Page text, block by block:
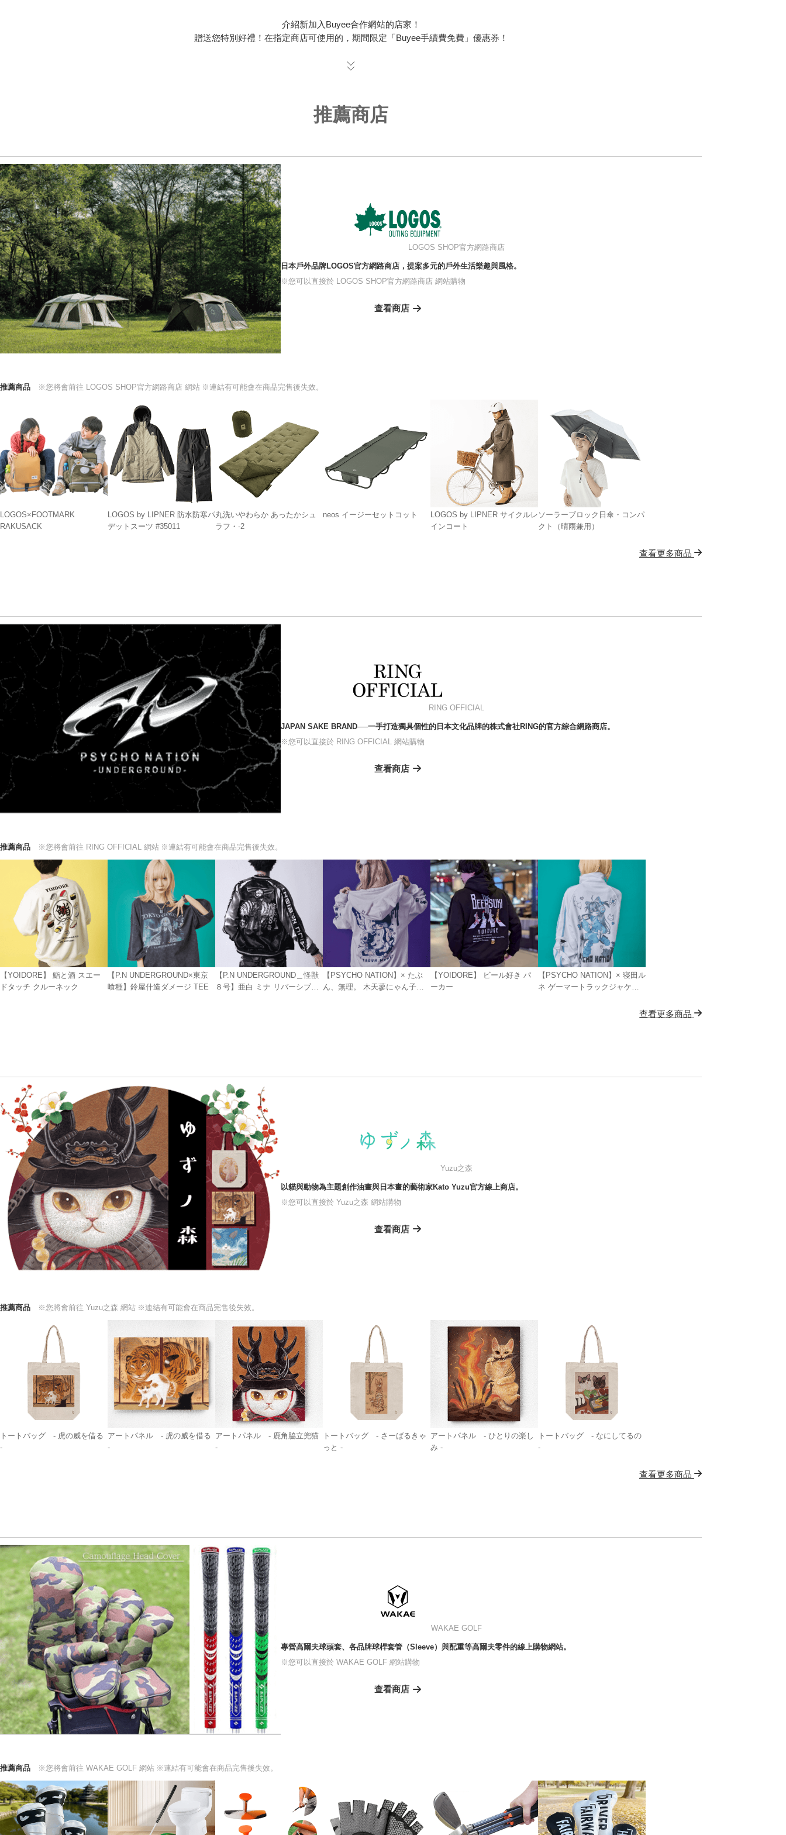
介紹新加入Buyee合作網站的店家！
贈送您特別好禮！在指定商店可使用的，期間限定「Buyee手續費免費」優惠券！
推薦商店
LOGOS SHOP官方網路商店
日本戶外品牌LOGOS官方網路商店，提案多元的戶外生活樂趣與風格。
※您可以直接於 LOGOS SHOP官方網路商店 網站購物
查看商店
推薦商品 ※您將會前往 LOGOS SHOP官方網路商店 網站 ※連結有可能會在商品完售後失效。
LOGOS×FOOTMARK
RAKUSACK
LOGOS by LIPNER 防水防寒パ
デットスーツ #35011
丸洗いやわらか あったかシュ
ラフ・-2
neos イージーセットコット
LOGOS by LIPNER サイクルレ
インコート
ソーラーブロック日傘・コンパ
クト（晴雨兼用）
查看更多商品
RING OFFICIAL
JAPAN SAKE BRAND──一手打造獨具個性的日本文化品牌的株式會社RING的官方綜合網路商店。
※您可以直接於 RING OFFICIAL 網站購物
查看商店
推薦商品 ※您將會前往 RING OFFICIAL 網站 ※連結有可能會在商品完售後失效。
【YOIDORE】 鮨と酒 スエー
ドタッチ クルーネック
【P.N UNDERGROUND×東京
喰種】鈴屋什造ダメージ TEE
【P.N UNDERGROUND＿怪獣
８号】亜白 ミナ リバーシブル
【PSYCHO NATION】× たぶ
ん、無理。 木天蓼にゃん子
【YOIDORE】 ビール好き パ
ーカー
【PSYCHO NATION】× 寝田ル
ネ ゲーマートラックジャケッ
查看更多商品
Yuzu之森
以貓與動物為主題創作油畫與日本畫的藝術家Kato Yuzu官方線上商店。
※您可以直接於 Yuzu之森 網站購物
查看商店
推薦商品 ※您將會前往 Yuzu之森 網站 ※連結有可能會在商品完售後失效。
トートバッグ - 虎の威を借る
-
アートパネル - 虎の威を借る
-
アートパネル - 鹿角脇立兜猫
-
トートバッグ - さーばるきゃ
っと -
アートパネル - ひとりの楽し
み -
トートバッグ - なにしてるの
-
查看更多商品
WAKAE GOLF
專營高爾夫球頭套、各品牌球桿套管（Sleeve）與配重等高爾夫零件的線上購物網站。
※您可以直接於 WAKAE GOLF 網站購物
查看商店
推薦商品 ※您將會前往 WAKAE GOLF 網站 ※連結有可能會在商品完售後失效。